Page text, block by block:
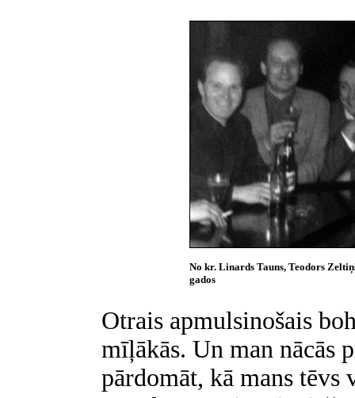
No kr. Linards Tauns, Teodors
gados
Otrais apmulsinošais
mīļākās. Un man nācās
pārdomāt, kā mans tēvs